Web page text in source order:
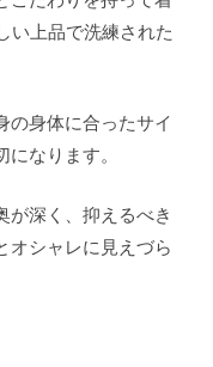
い上品で洗練された
の身体に合ったサイ
なります。
が深く、抑えるべき
オシャレに見えづら